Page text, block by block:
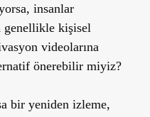
insanlar
kişisel
videolarına
önerebilir miyiz?
bir yeniden izleme,